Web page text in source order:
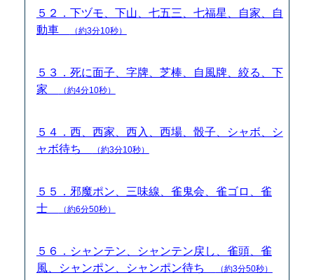
５２．下ヅモ、下山、七五三、七福星、自家、自
動車
（約3分10秒）
５３．死に面子、字牌、芝棒、自風牌、絞る、下
家
（約4分10秒）
５４．西、西家、西入、西場、骰子、シャボ、シ
ャボ待ち
（約3分10秒）
５５．邪魔ポン、三味線、雀鬼会、雀ゴロ、雀
士
（約6分50秒）
５６．シャンテン、シャンテン戻し、雀頭、雀
風、シャンポン、シャンポン待ち
（約3分50秒）